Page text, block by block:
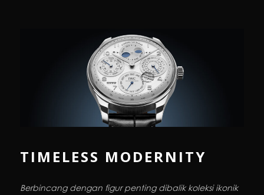
TIMELESS MODERNITY
Berbincang dengan figur penting dibalik koleksi ikonik